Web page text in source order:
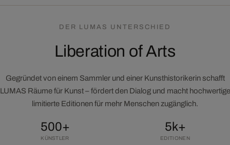
DER LUMAS UNTERSCHIED
Liberation of Arts
Gegründet von einem Sammler und einer Kunsthistorikerin schafft
LUMAS Räume für Kunst – fördert den Dialog und macht hochwertige
limitierte Editionen für mehr Menschen zugänglich.
500+
KÜNSTLER
5k+
EDITIONEN